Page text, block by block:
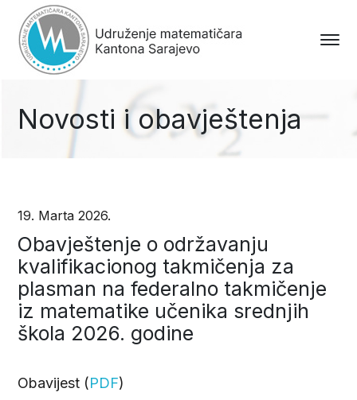
Novosti i obavještenja
19. Marta 2026.
Obavještenje o održavanju
kvalifikacionog takmičenja za
plasman na federalno takmičenje
iz matematike učenika srednjih
škola 2026. godine
Obavijest (PDF)